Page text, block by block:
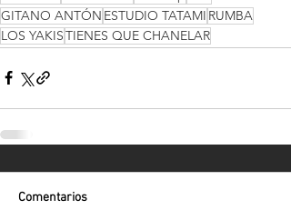
GITANO ANTÓN ESTUDIO TATAMI RUMBA
LOS YAKISTIENES QUE CHANELAR
Comentarios